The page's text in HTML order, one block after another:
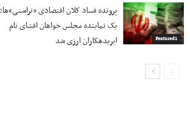
Featured1
پرونده فساد کلان اقتصادی «تراستی»ها؛
یک نماینده مجلس خواهان افشای نام
ابربدهکاران ارزی شد